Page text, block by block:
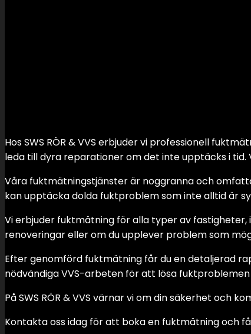
Hos SWS RÖR & VVS erbjuder vi professionell
leda till dyra reparationer om det inte upptäcks i
Våra fuktmätningstjänster är noggranna och
kan upptäcka dolda fuktproblem som inte alltid är
Vi erbjuder fuktmätning för alla typer av
renoveringar eller om du upplever problem som
Efter genomförd fuktmätning får du en detaljerad
nödvändiga VVS-arbeten för att lösa
På SWS RÖR & VVS värnar vi om din säkerhet
Kontakta oss idag för att boka en fuktmätning och